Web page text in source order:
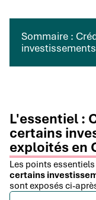
Sommaire :
L'essentiel :
certains
exploités en
Les points
certains
sont exposés ci-